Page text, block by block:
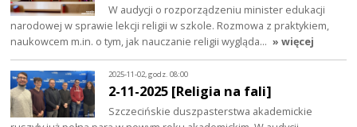
W audycji o rozporządzeniu minister edukacji
narodowej w sprawie lekcji religii w szkole. Rozmowa z praktykiem,
naukowcem m.in. o tym, jak nauczanie religii wygląda… » więcej
2025-11-02, godz. 08:00
2-11-2025 [Religia na fali]
Szczecińskie duszpasterstwa akademickie